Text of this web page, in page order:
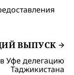
ВЫПУСК
Уфе делегацию
Таджикистана